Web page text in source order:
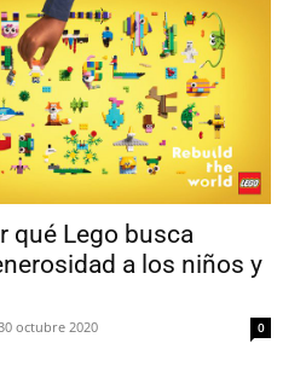
qué Lego busca
a los niños y
30 octubre 2020 0